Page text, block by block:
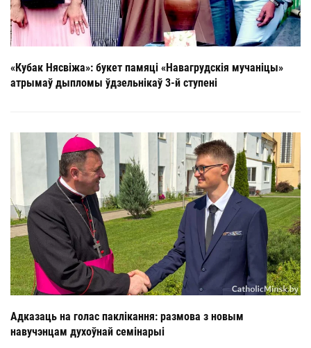
«Кубак Нясвіжа»: букет памяці «Навагрудскія мучаніцы»
атрымаў дыпломы ўдзельнікаў 3-й ступені
Адказаць на голас паклікання: размова з новым
навучэнцам духоўнай семінарыі